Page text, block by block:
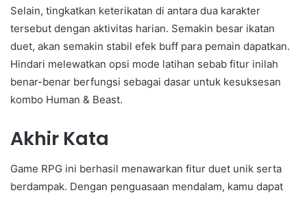
Selain, tingkatkan keterikatan di antara dua karakter
tersebut dengan aktivitas harian. Semakin besar ikatan
duet, akan semakin stabil efek buff para pemain dapatkan.
Hindari melewatkan opsi mode latihan sebab fitur inilah
benar-benar berfungsi sebagai dasar untuk kesuksesan
kombo Human & Beast.
Akhir Kata
Game RPG ini berhasil menawarkan fitur duet unik serta
berdampak. Dengan penguasaan mendalam, kamu dapat